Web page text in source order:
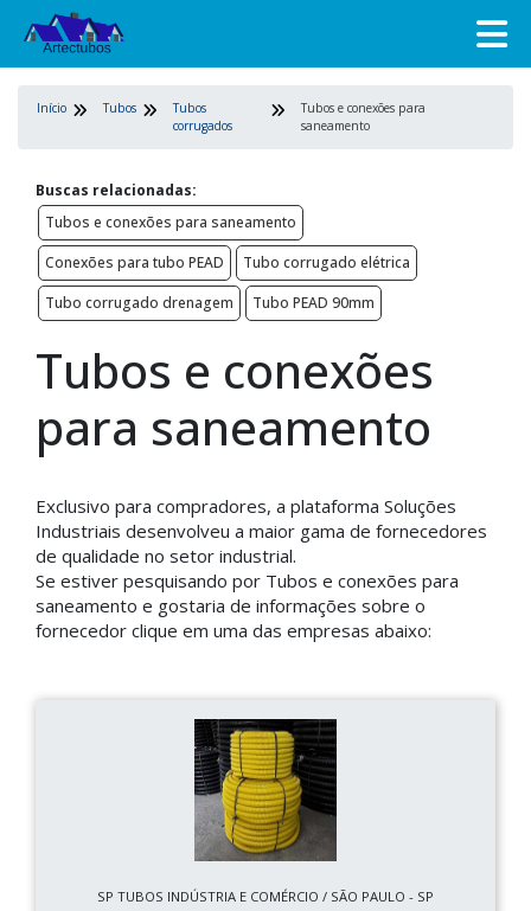
Início Tubos
Tubos
corrugados
Tubos e conexões para
saneamento
Buscas relacionadas:
Tubos e conexões para saneamento
Conexões para tubo PEAD
Tubo corrugado elétrica
Tubo corrugado drenagem
Tubo PEAD 90mm
Tubos e conexões
para saneamento
Exclusivo para compradores, a plataforma Soluções
Industriais desenvolveu a maior gama de fornecedores
de qualidade no setor industrial.
Se estiver pesquisando por Tubos e conexões para
saneamento e gostaria de informações sobre o
fornecedor clique em uma das empresas abaixo:
SP TUBOS INDÚSTRIA E COMÉRCIO / SÃO PAULO - SP